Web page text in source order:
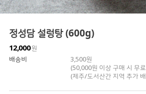
정성담 설렁탕 (600g)
12,000원
배송비
3,500원
(50,000원 이상 구매 시 무
(제주/도서산간 지역 추가